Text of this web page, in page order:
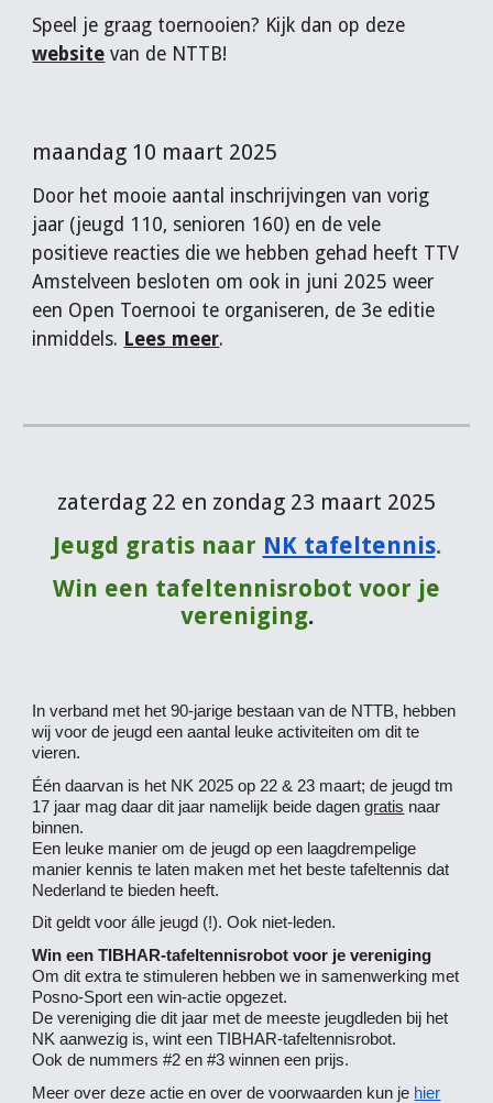
Speel je graag toernooien? Kijk dan op deze
website van de NTTB!
maandag 10 maart 2025
Door het mooie aantal inschrijvingen van vorig
jaar (jeugd 110, senioren 160) en de vele
positieve reacties die we hebben gehad heeft TTV
Amstelveen besloten om ook in juni 2025 weer
een Open Toernooi te organiseren, de 3e editie
inmiddels. Lees meer.
zaterdag 22 en zondag 23 maart 2025
Jeugd gratis naar NK tafeltennis.
Win een tafeltennisrobot voor je
vereniging.
In verband met het 90-jarige bestaan van de NTTB, hebben
wij voor de jeugd een aantal leuke activiteiten om dit te
vieren.
Één daarvan is het NK 2025 op 22 & 23 maart; de jeugd tm
17 jaar mag daar dit jaar namelijk beide dagengratis naar
binnen.
Een leuke manier om de jeugd op een laagdrempelige
manier kennis te laten maken met het beste tafeltennis dat
Nederland te bieden heeft.
Dit geldt voor álle jeugd (!). Ook niet-leden.
Win een TIBHAR-tafeltennisrobot voor je vereniging
Om dit extra te stimuleren hebben we in samenwerking met
Posno-Sport een win-actie opgezet.
De vereniging die dit jaar met de meeste jeugdleden bij het
NK aanwezig is, wint een TIBHAR-tafeltennisrobot.
Ook de nummers #2 en #3 winnen een prijs.
Meer over deze actie en over de voorwaarden kun je hier